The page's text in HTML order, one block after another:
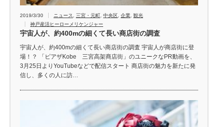
2019/3/30 ニュース 三宮・元町 中央区 企業 観光
神戸産活ヒーローメリケンジャー
宇宙人が、約400mの細くて長い商店街の調査
宇宙人が、約400mの細くて長い商店街の調査 宇宙人が商店街に登
場！？ 「ピアザKobe 三宮高架商店街」のユニークなPR動画を、
3月25日よりYouTubeなどで配信スタート 商店街の魅力を新たに発
信し、多くの人に訪…